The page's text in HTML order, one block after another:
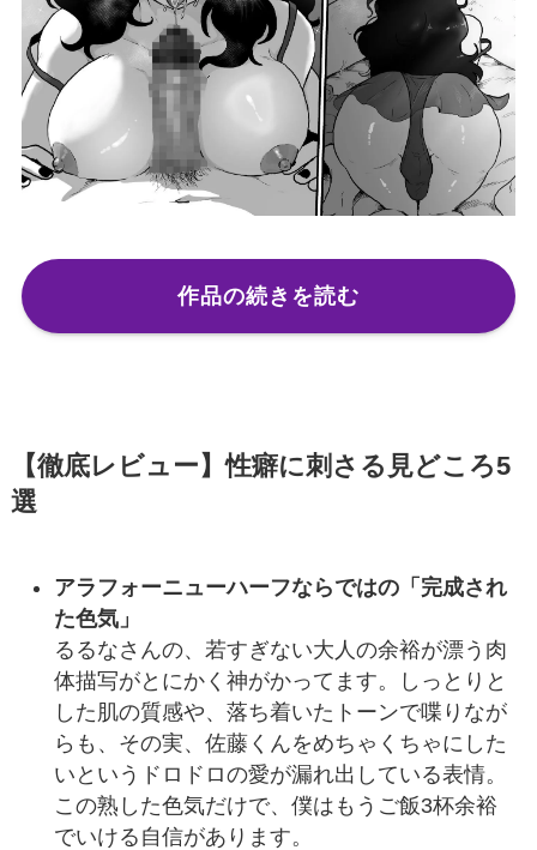
作品の続きを読む
【徹底レビュー】性癖に刺さる見どころ5
選
アラフォーニューハーフならではの「完成され
た色気」
るるなさんの、若すぎない大人の余裕が漂う肉
体描写がとにかく神がかってます。しっとりと
した肌の質感や、落ち着いたトーンで喋りなが
らも、その実、佐藤くんをめちゃくちゃにした
いというドロドロの愛が漏れ出している表情。
この熟した色気だけで、僕はもうご飯3杯余裕
でいける自信があります。